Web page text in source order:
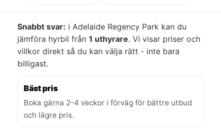
Snabbt svar: i Adelaide Regency Park kan du
jämföra hyrbil från 1 uthyrare. Vi visar priser och
villkor direkt så du kan välja rätt - inte bara
billigast.
Bäst pris
Boka gärna 2-4 veckor i förväg för bättre utbud
och lägre pris.